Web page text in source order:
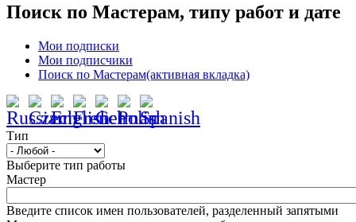
Поиск по Мастерам, типу работ и дате
Мои подписки
Мои подписчики
Поиск по Мастерам(активная вкладка)
Тип
Выберите тип работы
Мастер
Введите список имен пользователей, разделенный запятыми